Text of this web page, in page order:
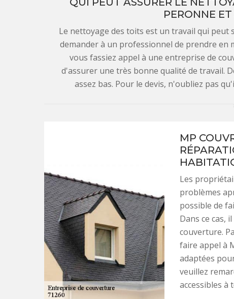
PERONNE
Le nettoyage des toits est un travail qui
demander à un professionnel de prendre en
vous fassiez appel à une entreprise de
d'assurer une très bonne qualité de travail.
assez bas. Pour le devis, n'oubliez pas
MP
Les
problèmes
possible de
Dans ce cas,
couverture.
faire appel à
adaptées
veuillez
accessibles à